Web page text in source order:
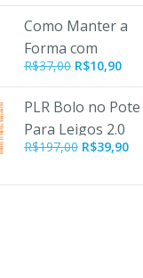
Como Manter a
Forma com
Alimentos
R$37,00 O
original
era:
R$37,00.
R$10,90O
é:
PLR Bolo no Pote
Para Leigos 2.0
R$197,00 O
R$39,90O